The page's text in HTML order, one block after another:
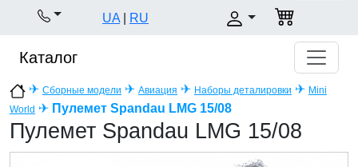
UA RU
Каталог
✈ Сборные модели ✈ Авиация ✈ Наборы деталировки ✈ Mini
World ✈ Пулемет Spandau LMG 15/08
Пулемет Spandau LMG 15/08